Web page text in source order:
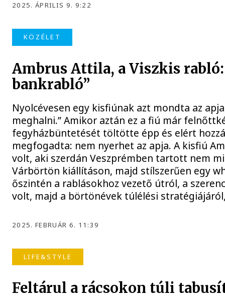
2025. ÁPRILIS 9. 9:22
KÖZÉLET
Ambrus Attila, a Viszkis
bankrabló”
Nyolcévesen egy kisfiúnak azt mondta az
meghalni.” Amikor aztán ez a fiú már
fegyházbüntetését töltötte épp és elért
megfogadta: nem nyerhet az apja. A kisfiú
volt, aki szerdán Veszprémben tartott nem
Várbörtön kiállításon, majd stílszerűen egy
őszintén a rablásokhoz vezető útról, a
volt, majd a börtönévek túlélési
2025. FEBRUÁR 6. 11:39
LIFE&STYLE
Feltárul a rácsokon túli